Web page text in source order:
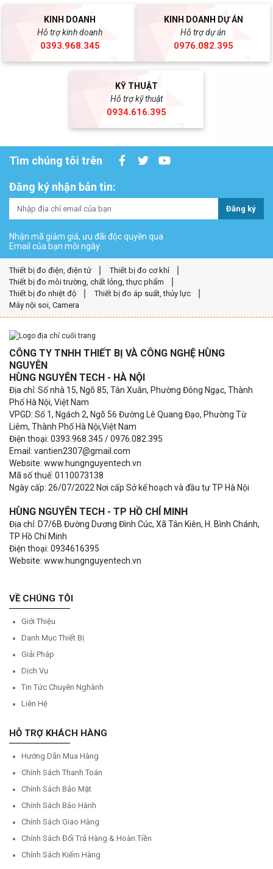
KINH DOANH
Hỗ trợ kinh doanh
0393.968.345
KINH DOANH DỰ ÁN
Hỗ trợ dự án
0976.082.395
KỸ THUẬT
Hỗ trợ kỹ thuật
0934.616.395
Tìm chúng tôi trên
Đăng ký nhận bản tin:
Đăng ký
Nhận mã giảm giá, ưu đãi độc quyền qua
Email của bạn mỗi ngày.
Thiết bị đo điện, điện tử
Thiết bị đo cơ khí
Thiết bị đo môi trường, chất lỏng, thực phẩm
Thiết bị đo nhiệt độ
Thiết bị đo áp suất, thủy lực
Máy nội soi, Camera
CÔNG TY TNHH THIẾT BỊ VÀ CÔNG NGHỆ HÙNG
NGUYÊN
HÙNG NGUYÊN TECH - HÀ NỘI
Địa chỉ: Số nhà 15, Ngõ 85, Tân Xuân, Phường Đông Ngạc, Thành
Phố Hà Nội, Việt Nam
VPGD: Số 1, Ngách 2, Ngõ 56 Đường Lê Quang Đạo, Phường Từ
Liêm, Thành Phố Hà Nội,Việt Nam
Điện thoại: 0393.968.345 / 0976.082.395
Email: vantien2307@gmail.com
Website: www.hungnguyentech.vn
Mã số thuế: 0110073138
Ngày cấp: 26/07/2022 Nơi cấp Sở kế hoạch và đầu tư TP Hà Nội
HÙNG NGUYÊN TECH - TP HỒ CHÍ MINH
Địa chỉ: D7/6B Đường Dương Đình Cúc, Xã Tân Kiên, H. Bình Chánh,
TP Hồ Chí Minh
Điện thoại: 0934616395
Website: www.hungnguyentech.vn
VỀ CHÚNG TÔI
Giới Thiệu
Danh Mục Thiết Bị
Giải Pháp
Dịch Vụ
Tin Tức Chuyên Nghành
Liên Hệ
HỖ TRỢ KHÁCH HÀNG
Hướng Dẫn Mua Hàng
Chính Sách Thanh Toán
Chính Sách Bảo Mật
Chính Sách Bảo Hành
Chính Sách Giao Hàng
Chính Sách Đổi Trả Hàng & Hoàn Tiền
Chính Sách Kiểm Hàng